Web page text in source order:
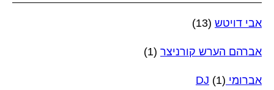
אבי דויטש (13)
אברהם הערש קורניצר (1)
אברומי DJ (1)